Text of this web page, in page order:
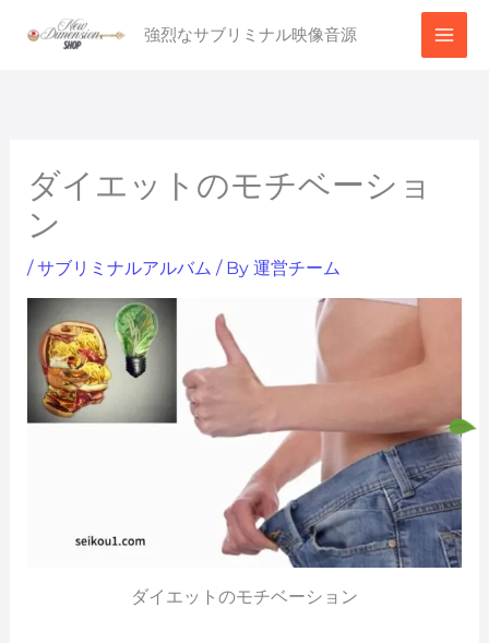
強烈なサブリミナル映像音源
ダイエットのモチベーショ
ン
/サブリミナルアルバム / By 運営チーム
ダイエットのモチベーション